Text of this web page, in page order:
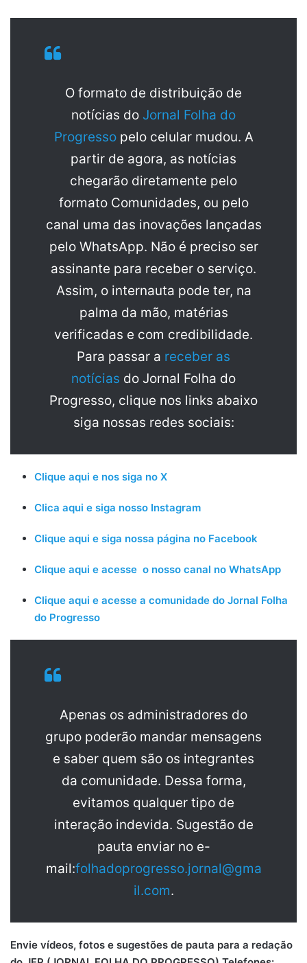
O formato de distribuição de
notícias do Jornal Folha do
Progresso pelo celular mudou. A
partir de agora, as notícias
chegarão diretamente pelo
formato Comunidades, ou pelo
canal uma das inovações lançadas
pelo WhatsApp. Não é preciso ser
assinante para receber o serviço.
Assim, o internauta pode ter, na
palma da mão, matérias
verificadas e com credibilidade.
Para passar a receber as
notícias do Jornal Folha do
Progresso, clique nos links abaixo
siga nossas redes sociais:
Clique aqui e nos siga no X
Clica aqui e siga nosso Instagram
Clique aqui e siga nossa página no Facebook
Clique aqui e acesse o nosso canal no WhatsApp
Clique aqui e acesse a comunidade do Jornal Folha
do Progresso
Apenas os administradores do
grupo poderão mandar mensagens
e saber quem são os integrantes
da comunidade. Dessa forma,
evitamos qualquer tipo de
interação indevida. Sugestão de
pauta enviar no e-
mail:folhadoprogresso.jornal@gma
il.com.
Envie vídeos, fotos e sugestões de pauta para a redação